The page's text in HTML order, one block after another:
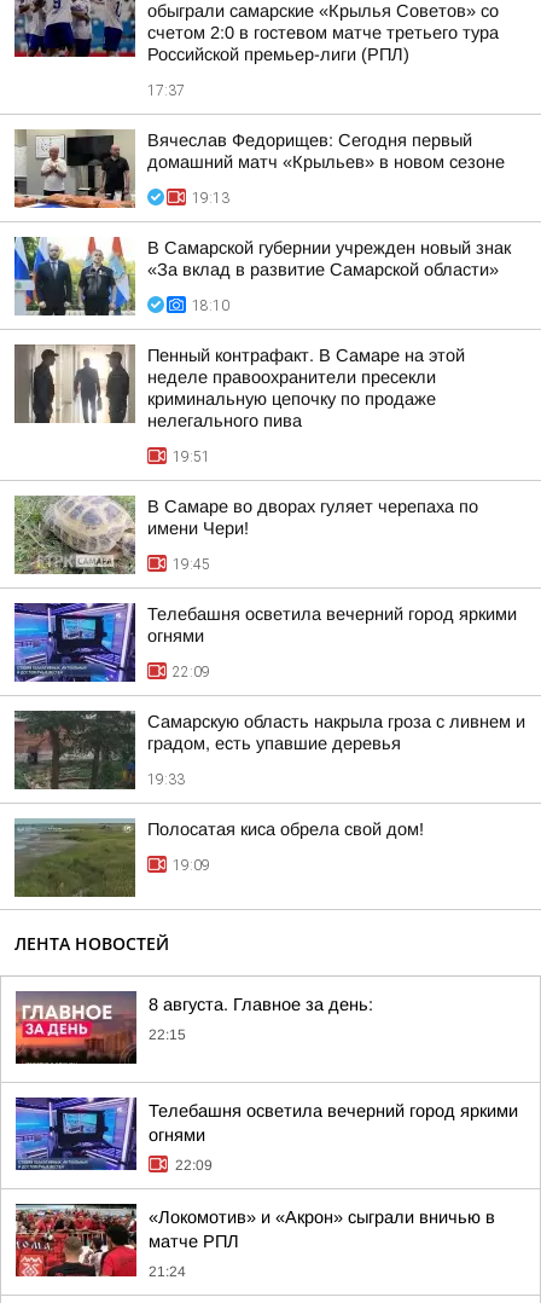
обыграли самарские «Крылья Советов» со
счетом 2:0 в гостевом матче третьего тура
Российской премьер-лиги (РПЛ)
17:37
Вячеслав Федорищев: Сегодня первый
домашний матч «Крыльев» в новом сезоне
19:13
В Самарской губернии учрежден новый знак
«За вклад в развитие Самарской области»
18:10
Пенный контрафакт. В Самаре на этой
неделе правоохранители пресекли
криминальную цепочку по продаже
нелегального пива
19:51
В Самаре во дворах гуляет черепаха по
имени Чери!
19:45
Телебашня осветила вечерний город яркими
огнями
22:09
Самарскую область накрыла гроза с ливнем и
градом, есть упавшие деревья
19:33
Полосатая киса обрела свой дом!
19:09
ЛЕНТА НОВОСТЕЙ
8 августа. Главное за день:
22:15
Телебашня осветила вечерний город яркими
огнями
22:09
«Локомотив» и «Акрон» сыграли вничью в
матче РПЛ
21:24